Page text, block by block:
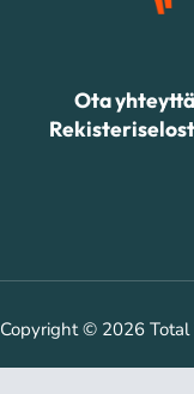
Ota yhteyttä
Copyright © 2026